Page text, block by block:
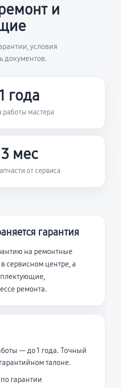
и
условия
документов.
года
работы мастера
мес
от сервиса
гарантия
на ремонтные
сервисном центре, а
ремонта.
— до 1 года. Точный
талоне.
гарантии